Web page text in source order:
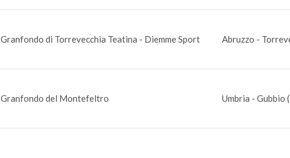
Granfondo di Torrevecchia Teatina - Diemme Sport Abruzzo -
Granfondo del Montefeltro Umbria - Gubbio